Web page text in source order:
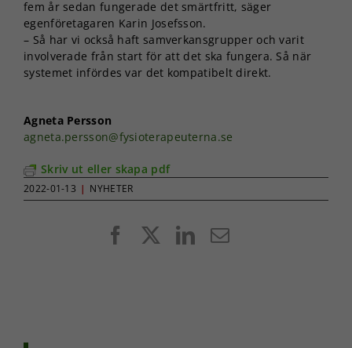
fem år sedan fungerade det smärtfritt, säger
egenföretagaren Karin Josefsson.
– Så har vi också haft samverkansgrupper och varit
involverade från start för att det ska fungera. Så när
systemet infördes var det kompatibelt direkt.
Agneta Persson
agneta.persson@fysioterapeuterna.se
Skriv ut eller skapa pdf
2022-01-13 | NYHETER
FacebookLinkedIn
E-